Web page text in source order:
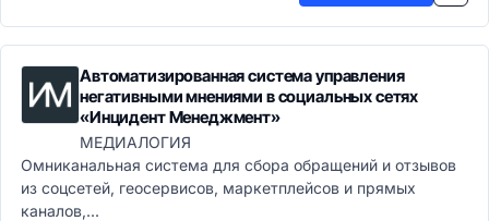
Автоматизированная система управления
негативными мнениями в социальных сетях
«Инцидент Менеджмент»
МЕДИАЛОГИЯ
Омниканальная система для сбора обращений и отзывов
из соцсетей, геосервисов, маркетплейсов и прямых
каналов,...